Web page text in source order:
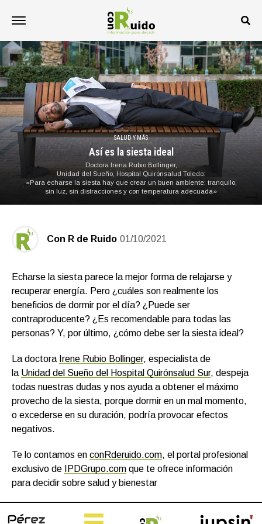
SALUD Y MÁS
Así es la siesta ideal
Doctora Irena Rubio Bollinger,
Unidad del Sueño, Hospital Quirónsalud Toledo:
«Para echarse la siesta hay que crear un buen ambiente: tranquilo,
sin luz, sin distracciones y con temperatura adecuada»
Con R de Ruido 01/10/2021
Echarse la siesta parece la mejor forma de relajarse y
recuperar energía. Pero ¿cuáles son realmente los
beneficios de dormir por el día? ¿Puede ser
contraproducente? ¿Es recomendable para todas las
personas? Y, por último, ¿cómo debe ser la siesta ideal?
La doctora Irene Rubio Bollinger, especialista de
la Unidad del Sueño del Hospital Quirónsalud Sur, despeja
todas nuestras dudas y nos ayuda a obtener el máximo
provecho de la siesta, porque dormir en un mal momento,
o excederse en su duración, podría provocar efectos
negativos.
Te lo contamos en conRderuido.com, el portal profesional
exclusivo de
IPDGrupo.com que te ofrece información
para decidir sobre salud y bienestar